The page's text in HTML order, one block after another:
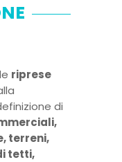
riprese
di
terreni,
tetti,